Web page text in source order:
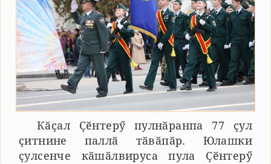
Кӑҫал Ҫӗнтерӳ пулнӑранпа 77 ҫул
ҫитнине паллӑ тӑвӑпӑр. Юлашки
ҫулсенче кӑшӑлвируса пула Ҫӗнтерӳ